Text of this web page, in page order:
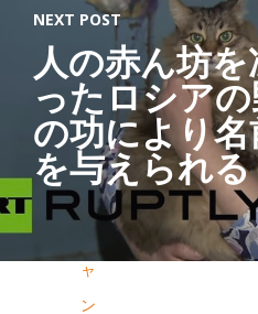
T
猫
ネ
コ
限
ャ
ン
NEXT POST
人の赤ん坊
ったロシア
の功により
を与えられる